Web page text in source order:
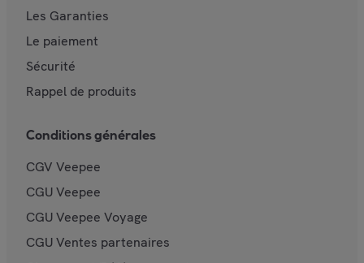
Les Garanties
Le paiement
Sécurité
Rappel de produits
Conditions générales
CGV Veepee
CGU Veepee
CGU Veepee Voyage
CGU Ventes partenaires